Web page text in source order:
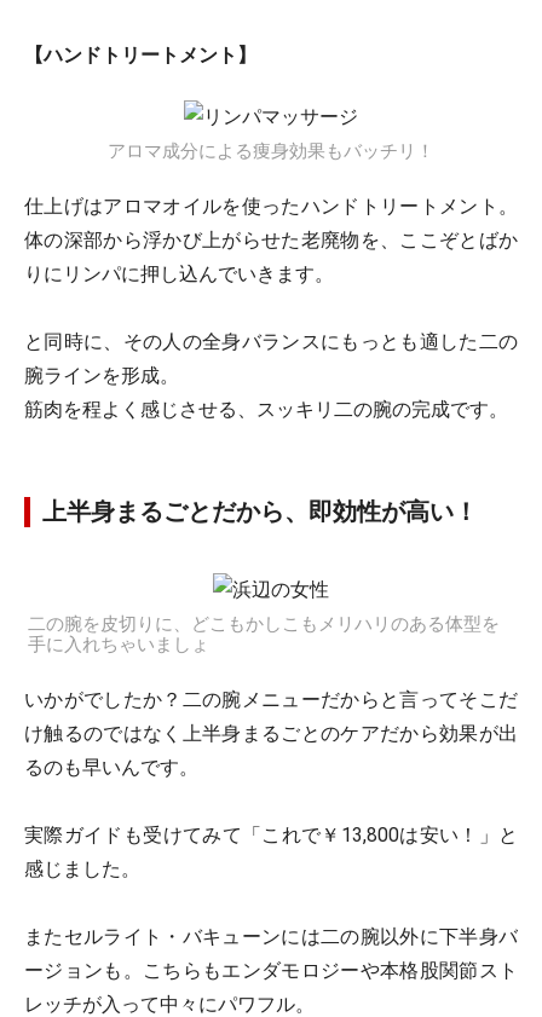
【ハンドトリートメント】
アロマ成分による痩身効果もバッチリ！
仕上げはアロマオイルを使ったハンドトリートメント。
体の深部から浮かび上がらせた老廃物を、ここぞとばか
りにリンパに押し込んでいきます。
と同時に、その人の全身バランスにもっとも適した二の
腕ラインを形成。
筋肉を程よく感じさせる、スッキリ二の腕の完成です。
上半身まるごとだから、即効性が高い！
二の腕を皮切りに、どこもかしこもメリハリのある体型を
手に入れちゃいましょ
いかがでしたか？二の腕メニューだからと言ってそこだ
け触るのではなく上半身まるごとのケアだから効果が出
るのも早いんです。
実際ガイドも受けてみて「これで￥13,800は安い！」と
感じました。
またセルライト・バキューンには二の腕以外に下半身バ
ージョンも。こちらもエンダモロジーや本格股関節スト
レッチが入って中々にパワフル。